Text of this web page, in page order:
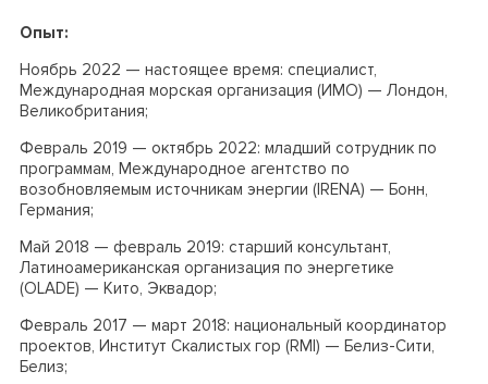
Опыт:
Ноябрь 2022 — настоящее время: специалист,
Международная морская организация (ИМО) — Лондон,
Великобритания;
Февраль 2019 — октябрь 2022: младший сотрудник по
программам, Международное агентство по
возобновляемым источникам энергии (IRENA) — Бонн,
Германия;
Май 2018 — февраль 2019: старший консультант,
Латиноамериканская организация по энергетике
(OLADE) — Кито, Эквадор;
Февраль 2017 — март 2018: национальный координатор
проектов, Институт Скалистых гор (RMI) — Белиз-Сити,
Белиз;